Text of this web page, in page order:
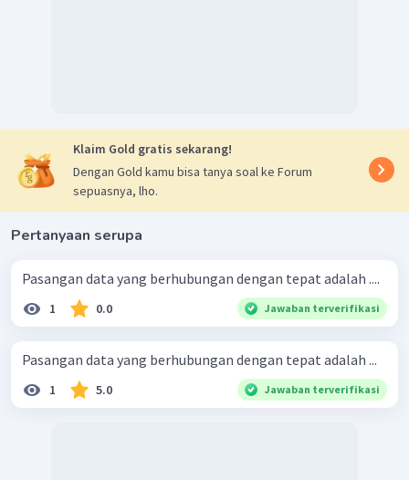
Klaim Gold gratis sekarang!
Dengan Gold kamu bisa tanya soal ke Forum
sepuasnya, lho.
Pertanyaan serupa
Pasangan data yang berhubungan dengan tepat adalah ....
1 0.0 Jawaban terverifikasi
Pasangan data yang berhubungan dengan tepat adalah ...
1 5.0 Jawaban terverifikasi